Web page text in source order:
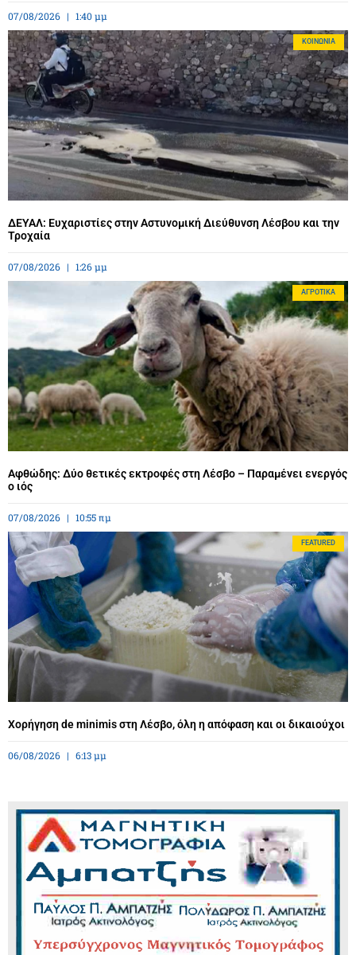
07/08/2026 1:40 μμ
ΚΟΙΝΩΝΊΑ
ΔΕΥΑΛ: Ευχαριστίες στην Αστυνομική Διεύθυνση Λέσβου και την
Τροχαία
07/08/2026 1:26 μμ
ΑΓΡΟΤΙΚΆ
Αφθώδης: Δύο θετικές εκτροφές στη Λέσβο – Παραμένει ενεργός
ο ιός
07/08/2026 10:55 πμ
FEATURED
Χορήγηση de minimis στη Λέσβο, όλη η απόφαση και οι δικαιούχοι
06/08/2026 6:13 μμ